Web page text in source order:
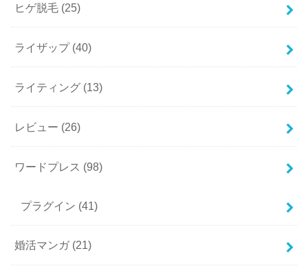
ヒゲ脱毛 (25)
ライザップ (40)
ライティング (13)
レビュー (26)
ワードプレス (98)
プラグイン (41)
婚活マンガ (21)